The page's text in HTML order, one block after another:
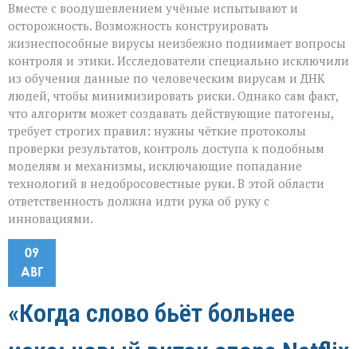
Вместе с воодушевлением учёные испытывают и
осторожность. Возможность конструировать
жизнеспособные вирусы неизбежно поднимает вопросы
контроля и этики. Исследователи специально исключили
из обучения данные по человеческим вирусам и ДНК
людей, чтобы минимизировать риски. Однако сам факт,
что алгоритм может создавать действующие патогены,
требует строгих правил: нужны чёткие протоколы
проверки результатов, контроль доступа к подобным
моделям и механизмы, исключающие попадание
технологий в недобросовестные руки. В этой области
ответственность должна идти рука об руку с
инновациями.
09
АВГ
«Когда слово бьёт больнее